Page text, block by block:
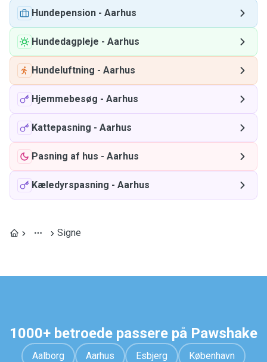
Hundepension - Aarhus
Hundedagpleje - Aarhus
Hundeluftning - Aarhus
Hjemmebesøg - Aarhus
Kattepasning - Aarhus
Pasning af hus - Aarhus
Kæledyrspasning - Aarhus
Signe
1000+ betroede passere på Pawshake
Aalborg Aarhus Esbjerg København